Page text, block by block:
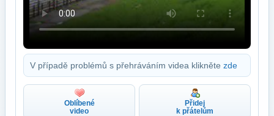
V případě problémů s přehráváním videa klikněte zde
Oblíbené
video
Přidej
k přátelům